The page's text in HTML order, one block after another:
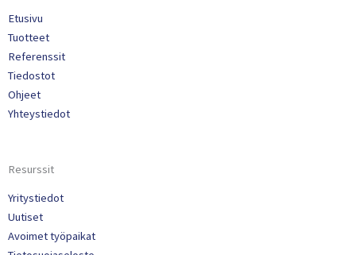
Etusivu
Tuotteet
Referenssit
Tiedostot
Ohjeet
Yhteystiedot
Resurssit
Yritystiedot
Uutiset
Avoimet työpaikat